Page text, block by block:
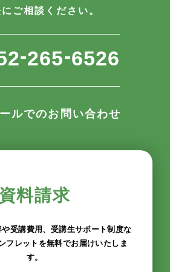
ご相談ください。
-265-6526
ルでのお問い合わせ
資料請求
受講費用、受講生サポート制度な
フレットを無料でお届けいたしま
す。